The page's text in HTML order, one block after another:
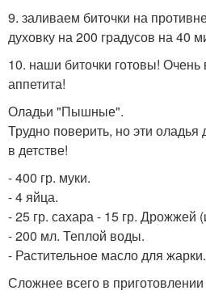
9. заливаем биточки на
духовку на 200 градусов на 40
10. наши биточки готовы! Очень
аппетита!
Оладьи "Пышные".
Трудно поверить, но эти оладья
в детстве!
- 400 гр. муки.
- 4 яйца.
- 25 гр. сахара - 15 гр. Дрожжей
- 200 мл. Теплой воды.
- Растительное масло для жарки.
Сложнее всего в